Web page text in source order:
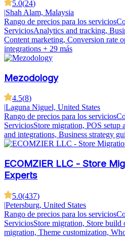
5.0(24)
|Shah Alam, Malaysia
Rango de precios para los servicios
ServiciosAnalytics and tracking,
Content marketing, Conversion rate
integrations + 29 más
Mezodology
4.5(8)
Laguna Niguel, United States
Rango de precios para los servicios
ServiciosStore migration, POS setup
and integrations, Business strategy
ECOMZIER LLC - Store
Experts
5.0(437)
|Petersburg, United States
Rango de precios para los servicios
ServiciosStore migration, Store build
migration, Theme customization,